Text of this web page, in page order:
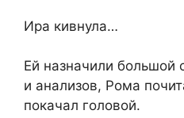
Ира кивнула…
Ей назначили большой
и анализов, Рома
покачал головой.